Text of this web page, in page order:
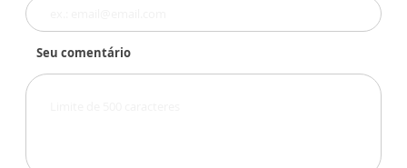
Seu comentário